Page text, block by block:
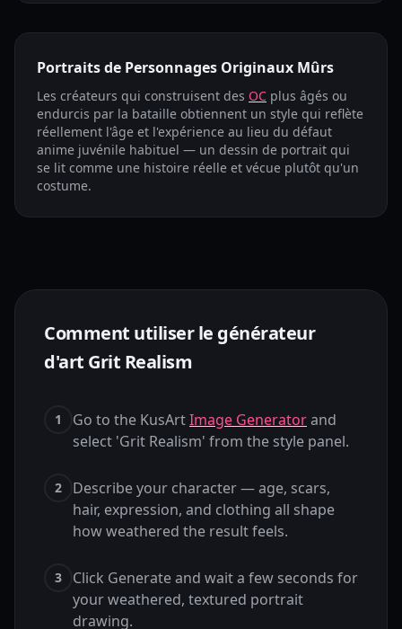
Portraits de Personnages Originaux Mûrs
Les créateurs qui construisent des OC plus âgés ou
endurcis par la bataille obtiennent un style qui reflète
réellement l'âge et l'expérience au lieu du défaut
anime juvénile habituel — un dessin de portrait qui
se lit comme une histoire réelle et vécue plutôt qu'un
costume.
Comment utiliser le générateur
d'art Grit Realism
1 Go to the KusArtImage Generatorand
select 'Grit Realism' from the style panel.
2
Describe your character — age, scars,
hair, expression, and clothing all shape
how weathered the result feels.
3
Click Generate and wait a few seconds for
your weathered, textured portrait
drawing.